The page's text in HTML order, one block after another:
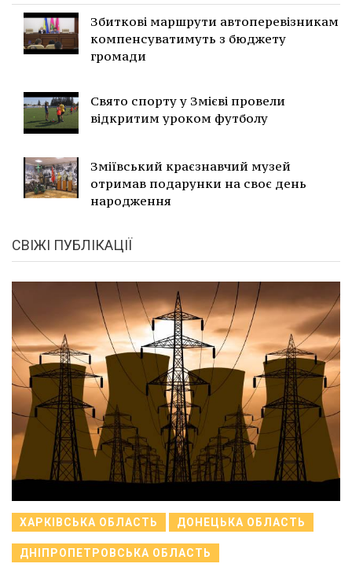
Збиткові маршрути автоперевізникам
компенсуватимуть з бюджету
громади
Свято спорту у Змієві провели
відкритим уроком футболу
Зміївський краєзнавчий музей
отримав подарунки на своє день
народження
СВІЖІ ПУБЛІКАЦІЇ
ХАРКІВСЬКА ОБЛАСТЬ ДОНЕЦЬКА ОБЛАСТЬ
ДНІПРОПЕТРОВСЬКА ОБЛАСТЬ